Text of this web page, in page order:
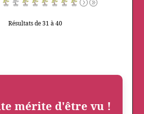
Résultats de 31 à 40
mérite d'être vu !